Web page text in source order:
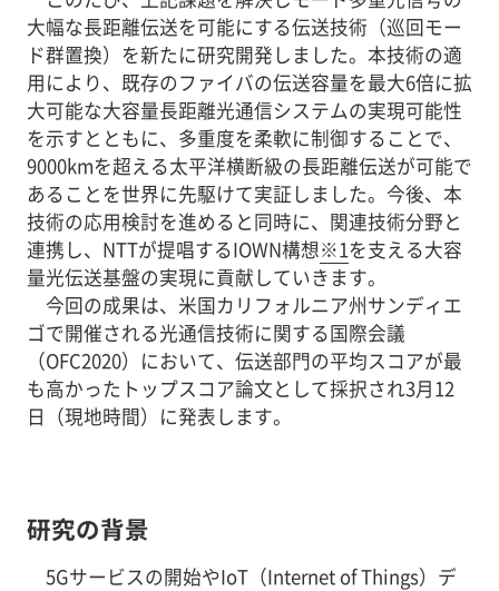
大幅な長距離伝送を可能にする伝送技術（巡回モー
ド群置換）を新たに研究開発しました。本技術の適
用により、既存のファイバの伝送容量を最大6倍に拡
大可能な大容量長距離光通信システムの実現可能性
を示すとともに、多重度を柔軟に制御することで、
9000kmを超える太平洋横断級の長距離伝送が可能で
あることを世界に先駆けて実証しました。今後、本
技術の応用検討を進めると同時に、関連技術分野と
連携し、NTTが提唱するIOWN構想※1を支える大容
量光伝送基盤の実現に貢献していきます。
今回の成果は、米国カリフォルニア州サンディエ
ゴで開催される光通信技術に関する国際会議
（OFC2020）において、伝送部門の平均スコアが最
も高かったトップスコア論文として採択され3月12
日（現地時間）に発表します。
研究の背景
5Gサービスの開始やIoT（Internet of Things）デ